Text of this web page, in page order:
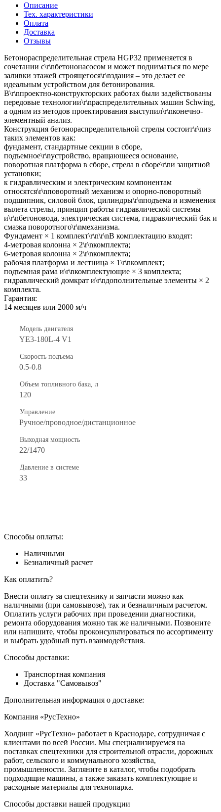
Описание
Тех. характеристики
Оплата
Доставка
Отзывы
Бетонораспределительная стрела HGP32 применяется в
сочетании с\r\nбетононасосом и может подниматься по мере
заливки этажей строящегося\r\nздания – это делает ее
идеальным устройством для бетонирования.
В\r\nпроектно-конструкторских работах были задействованы
передовые технологии\r\nраспределительных машин Schwing,
а одним из методов проектирования выступил\r\nконечно-
элементный анализ.
Конструкция бетонораспределительной стрелы состоит\r\nиз
таких элементов как:
фундамент, стандартные секции в сборе,
подъемное\r\nустройство, вращающееся основание,
поворотная платформа в сборе, стрела в сборе\r\nи защитной
установки;
к гидравлическим и электрическим компонентам
относятся\r\nповоротный механизм и опорно-поворотный
подшипник, силовой блок, цилиндры\r\nподъема и изменения
вылета стрелы, принцип работы гидравлической системы
и\r\nбетоновода, электрическая система, гидравлический бак и
смазка поворотного\r\nмеханизма.
Фундамент × 1 комплект\r\n\r\nВ комплектацию входят:
4-метровая колонна × 2\r\nкомплекта;
6-метровая колонна × 2\r\nкомплекта;
рабочая платформа и лестница × 1\r\nкомплект;
подъемная рама и\r\nкомплектующие × 3 комплекта;
гидравлический домкрат и\r\nдополнительные элементы × 2
комплекта.
Гарантия:
14 месяцев или 2000 м/ч
Модель двигателя
YE3-180L-4 V1
Скорость подъема
0.5-0.8
Объем топливного бака, л
120
Управление
Ручное/проводное/дистанционное
Выходная мощность
22/1470
Давление в системе
33
Способы оплаты:
Наличными
Безналичный расчет
Как оплатить?
Внести оплату за спецтехнику и запчасти можно как
наличными (при самовывозе), так и безналичным расчетом.
Оплатить услуги рабочих при проведении диагностики,
ремонта оборудования можно так же наличными. Позвоните
или напишите, чтобы проконсультироваться по ассортименту
и выбрать удобный путь взаимодействия.
Способы доставки:
Транспортная компания
Доставка "Самовывоз"
Дополнительная информация о доставке:
Компания «РусТехно»
Холдинг «РусТехно» работает в Краснодаре, сотрудничая с
клиентами по всей России. Мы специализируемся на
поставках спецтехники для строительной отрасли, дорожных
работ, сельского и коммунального хозяйства,
промышленности. Загляните в каталог, чтобы подобрать
подходящие машины, а также заказать комплектующие и
расходные материалы для технопарка.
Способы доставки нашей продукции